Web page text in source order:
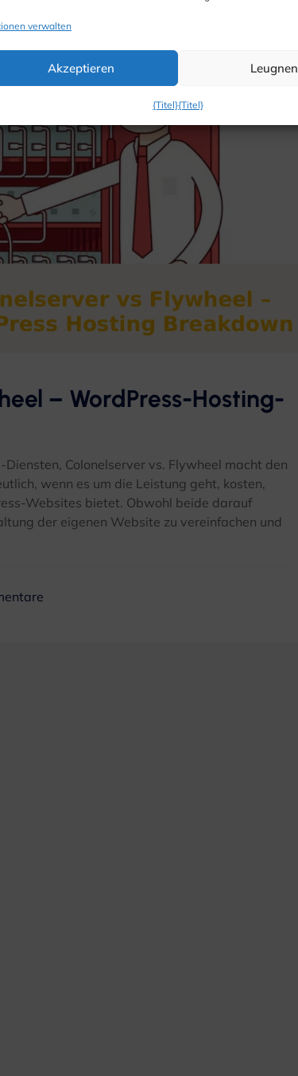
verwalten
Akzeptieren Leugnen
{Titel}{Titel}
– WordPress-Hosting-
Colonelserver vs. Flywheel macht den
wenn es um die Leistung geht, kosten,
Websites bietet. Obwohl beide darauf
der eigenen Website zu vereinfachen und